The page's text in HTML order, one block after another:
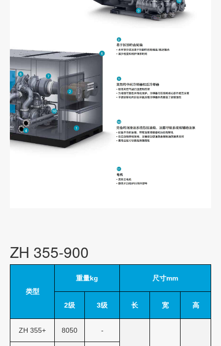
ZH 355-900
类型
重量kg 尺寸mm
2级 3级 长 宽 高
ZH 355+ 8050 -